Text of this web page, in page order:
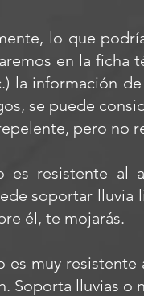
lo que
en la ficha
la información
se puede
pero no
es resistente
soportar lluvia
él, te mojarás.
es muy
Soporta lluvias o